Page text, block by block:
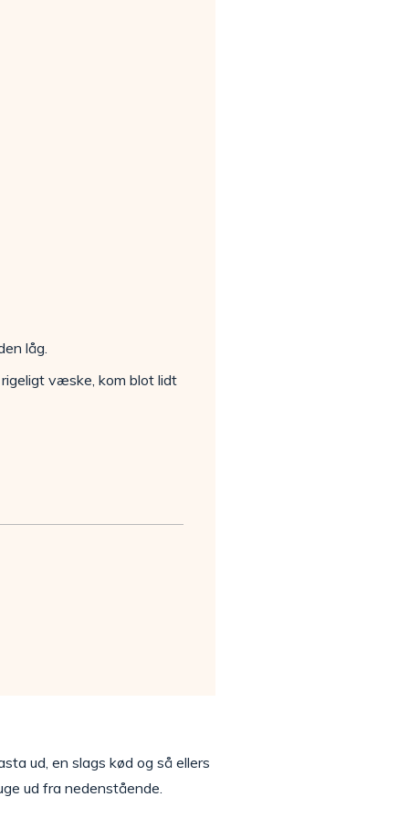
låg.
væske, kom blot lidt
ud, en slags kød og så ellers
ud fra nedenstående.